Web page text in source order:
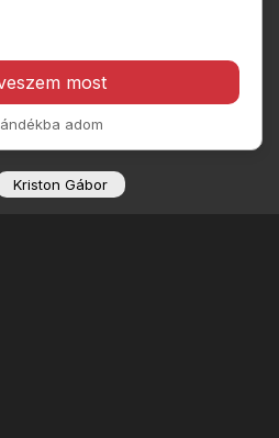
most
adom
Kriston Gábor